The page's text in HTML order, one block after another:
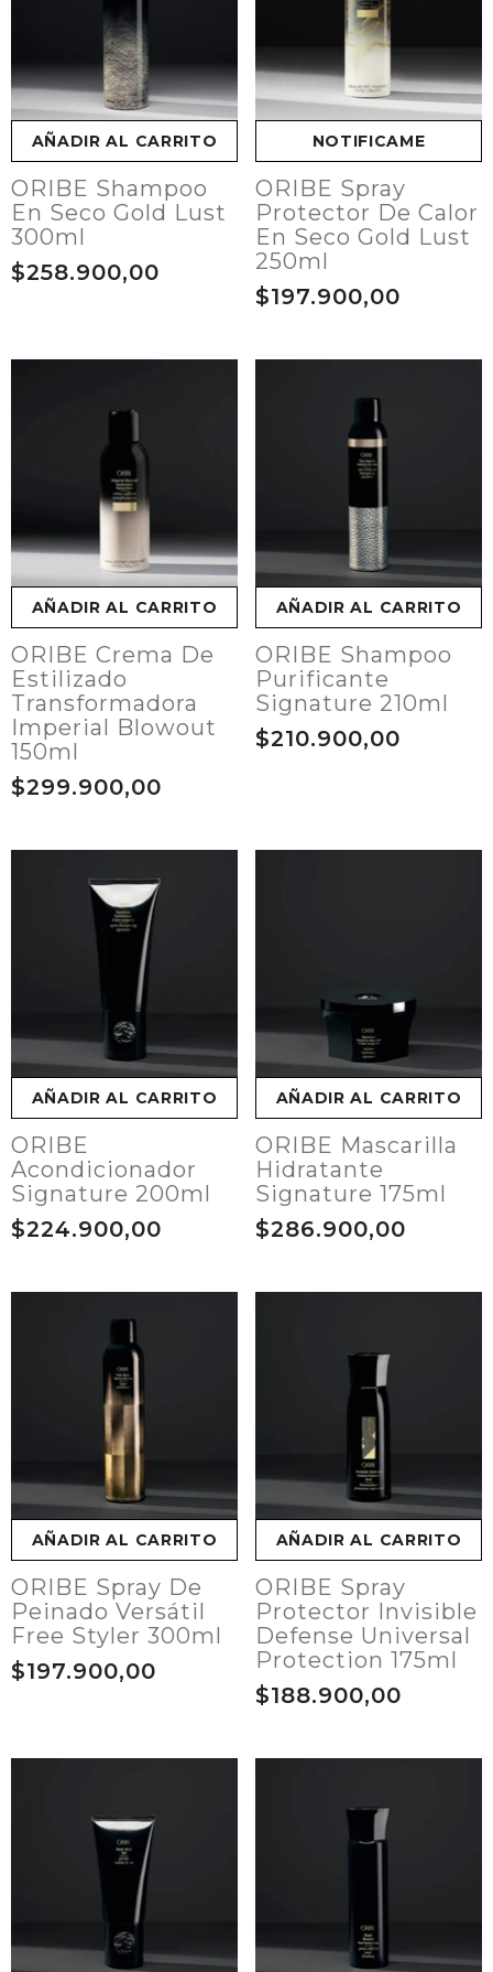
AÑADIR AL CARRITO
ORIBE Shampoo
En Seco Gold Lust
300ml
$258.900,00
NOTIFICAME
ORIBE Spray
Protector De Calor
En Seco Gold Lust
250ml
$197.900,00
AÑADIR AL CARRITO
ORIBE Crema De
Estilizado
Transformadora
Imperial Blowout
150ml
$299.900,00
AÑADIR AL CARRITO
ORIBE Shampoo
Purificante
Signature 210ml
$210.900,00
AÑADIR AL CARRITO
ORIBE
Acondicionador
Signature 200ml
$224.900,00
AÑADIR AL CARRITO
ORIBE Mascarilla
Hidratante
Signature 175ml
$286.900,00
AÑADIR AL CARRITO
ORIBE Spray De
Peinado Versátil
Free Styler 300ml
$197.900,00
AÑADIR AL CARRITO
ORIBE Spray
Protector Invisible
Defense Universal
Protection 175ml
$188.900,00